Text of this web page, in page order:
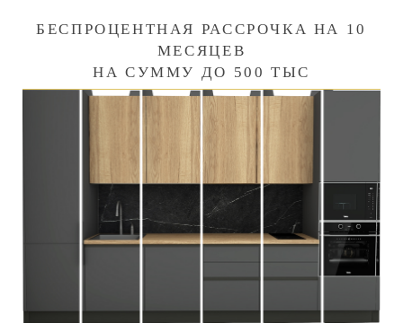
БЕСПРОЦЕНТНАЯ РАССРОЧКА НА 10
МЕСЯЦЕВ
НА СУММУ ДО 500 ТЫС